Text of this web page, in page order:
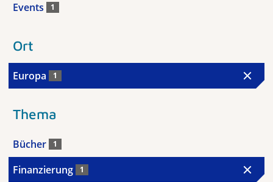
Events 1
Ort
Europa 1
Thema
Bücher 1
Finanzierung 1